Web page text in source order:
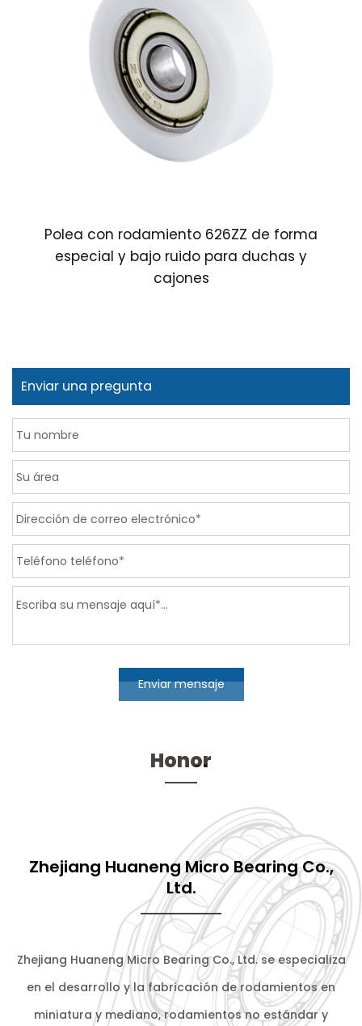
Polea con rodamiento 626ZZ de forma
especial y bajo ruido para duchas y
cajones
Enviar una pregunta
Enviar mensaje
Honor
Zhejiang Huaneng Micro Bearing Co.,
Ltd.
Zhejiang Huaneng Micro Bearing Co., Ltd. se especializa
en el desarrollo y la fabricación de rodamientos en
miniatura y mediano, rodamientos no estándar y